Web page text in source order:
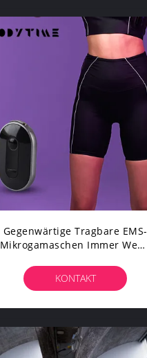
Gegenwärtige Tragbare EMS-
Mikrogamaschen Immer Wenn
KONTAKT